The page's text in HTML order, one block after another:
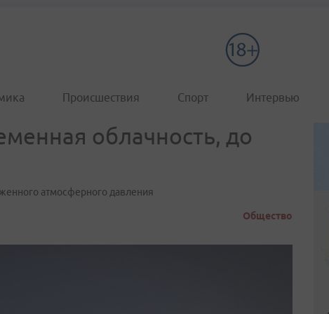
Происшествия Спорт Интервью
облачность, до
атмосферного давления
Общество